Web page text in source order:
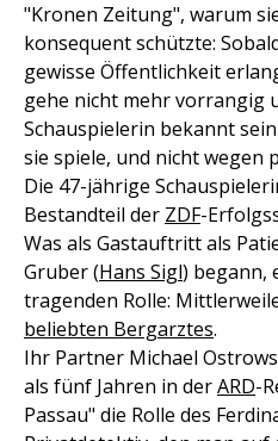
"Kronen Zeitung", warum
konsequent schützte:
gewisse Öffentlichkeit
gehe nicht mehr vorrangig
Schauspielerin bekannt
sie spiele, und nicht wegen
Die 47-jährige
Bestandteil der ZDF-
Was als Gastauftritt als
Gruber (Hans Sigl) begann,
tragenden Rolle:
beliebten Bergarztes.
Ihr Partner Michael
als fünf Jahren in derARD-
Passau" die Rolle des